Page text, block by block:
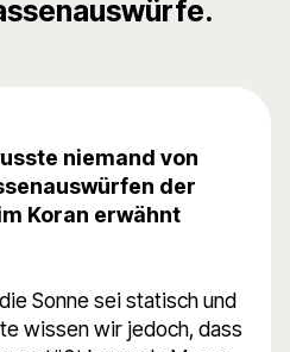
niemand von
der
Koran erwähnt
Sonne sei statisch und
wissen wir jedoch, dass